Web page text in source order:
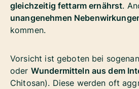
gleichzeitig fettarm ernährst.
unangenehmen
kommen.
Vorsicht ist geboten bei
oder Wundermitteln aus dem
Chitosan). Diese werden oft